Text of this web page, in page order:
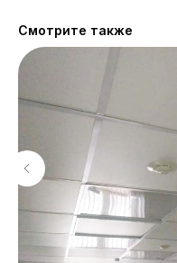
Смотрите также